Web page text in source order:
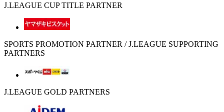
J.LEAGUE CUP TITLE PARTNER
SPORTS PROMOTION PARTNER / J.LEAGUE SUPPORTING
PARTNERS
J.LEAGUE GOLD PARTNERS